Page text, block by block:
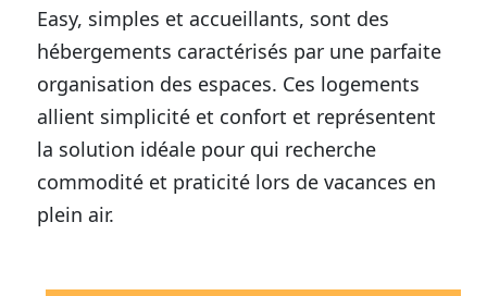
Easy, simples et accueillants, sont des
hébergements caractérisés par une parfaite
organisation des espaces. Ces logements
allient simplicité et confort et représentent
la solution idéale pour qui recherche
commodité et praticité lors de vacances en
plein air.